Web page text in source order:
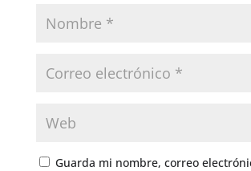
Guarda mi nombre, correo